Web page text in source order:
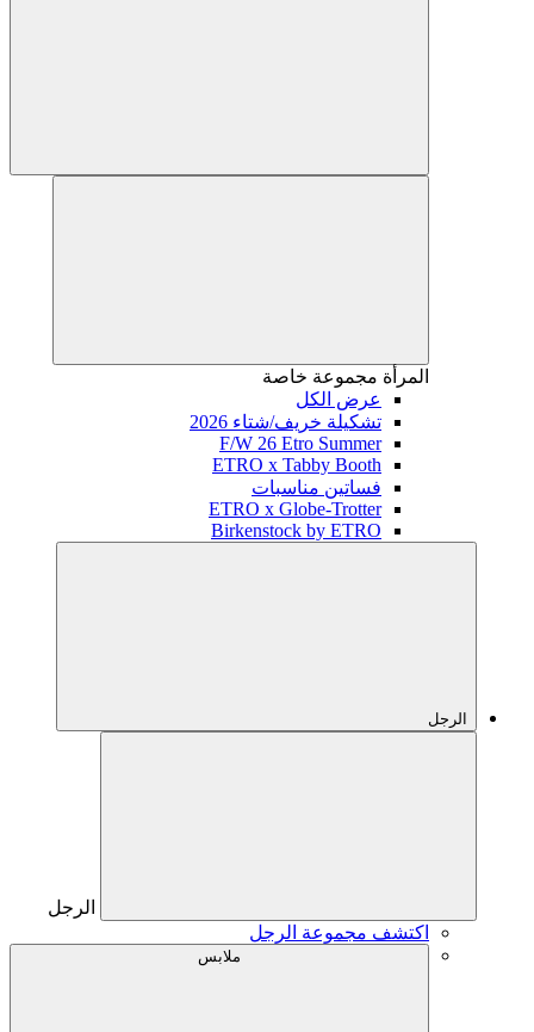
المرأة مجموعة خاصة
عرض الكل
تشكيلة خريف/شتاء 2026
F/W 26 Etro Summer
ETRO x Tabby Booth
فساتين مناسبات
ETRO x Globe-Trotter
Birkenstock by ETRO
الرجل
الرجل
اكتشف مجموعة الرجل
ملابس